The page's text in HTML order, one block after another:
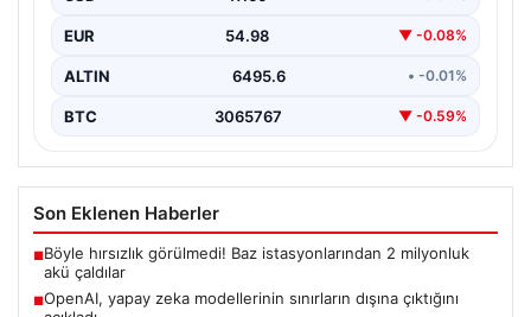
helikopterin uçuşunu…
EUR 54.98 ▼ -0.08%
ALTIN 6495.6 • -0.01%
BTC 3065767 ▼ -0.59%
Son Eklenen Haberler
■Böyle hırsızlık görülmedi! Baz istasyonlarından 2 milyonluk
akü çaldılar
■OpenAI, yapay zeka modellerinin sınırların dışına çıktığını